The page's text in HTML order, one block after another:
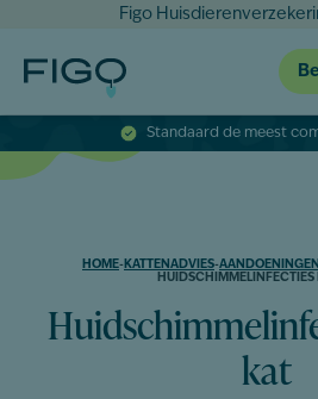
Figo
Standaard de meest
HOME- KATTENADVIES-
HUIDSCHIMMELINFECTIES
kat